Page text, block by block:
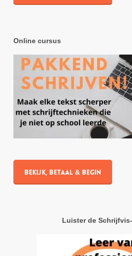
Online cursus
Bekijk, betaal & begin
Luister de